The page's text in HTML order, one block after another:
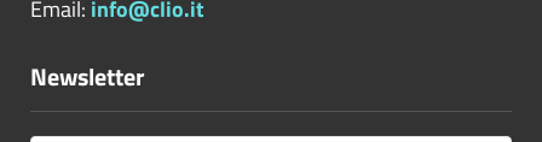
Email: info@clio.it
Newsletter